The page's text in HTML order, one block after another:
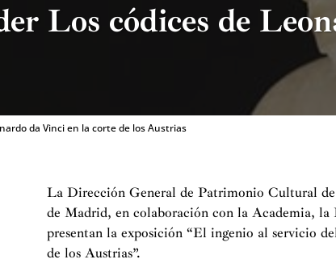
Los códices de
da Vinci en la corte de los Austrias
La Dirección General de Patrimonio Cultural
de Madrid, en colaboración con la Academia,
presentan la exposición “El ingenio al servicio
de los Austrias”.